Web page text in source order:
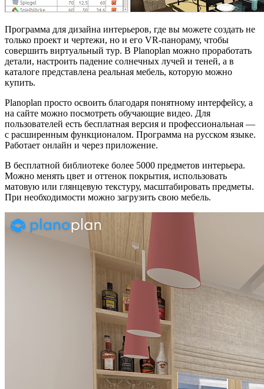
Программа для дизайна интерьеров, где вы можете создать не
только проект и чертежи, но и его VR-панораму, чтобы
совершить виртуальный тур. В Planoplan можно проработать
детали, настроить падение солнечных лучей и теней, а в
каталоге представлена реальная мебель, которую можно
купить.
Planoplan просто освоить благодаря понятному интерфейсу, а
на сайте можно посмотреть обучающие видео. Для
пользователей есть бесплатная версия и профессиональная —
с расширенным функционалом. Программа на русском языке.
Работает онлайн и через приложение.
В бесплатной библиотеке более 5000 предметов интерьера.
Можно менять цвет и оттенок покрытия, использовать
матовую или глянцевую текстуру, масштабировать предметы.
При необходимости можно загрузить свою мебель.